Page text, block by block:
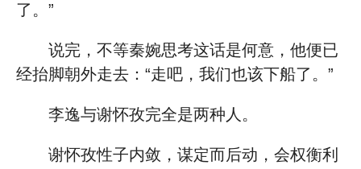
了。”
说完，不等秦婉思考这话是何意，他便已
经抬脚朝外走去：“走吧，我们也该下船了。”
李逸与谢怀孜完全是两种人。
谢怀孜性子内敛，谋定而后动，会权衡利